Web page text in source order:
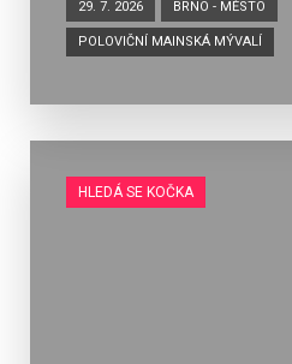
29. 7. 2026 BRNO - MĚSTO
POLOVIČNÍ MAINSKÁ MÝVALÍ
HLEDÁ SE KOČKA